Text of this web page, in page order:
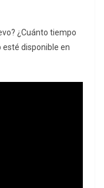
¿Cuánto tiempo
esté disponible en